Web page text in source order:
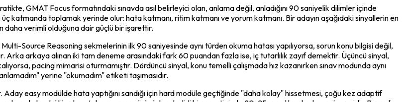
GMAT Focus formatındaki sınavda asıl belirleyici olan, anlama değil, anladığını 90 saniyelik dilimler içinde
katmanda toplamak yerinde olur: hata katmanı, ritim katmanı ve yorum katmanı. Bir adayın aşağıdaki sinyallerin en
daha verimli olduğuna dair güçlü bir işarettir.
Source Reasoning sekmelerinin ilk 90 saniyesinde aynı türden okuma hatası yapılıyorsa, sorun konu bilgisi değil,
Arka arkaya alınan iki tam deneme arasındaki fark 60 puandan fazla ise, iç tutarlılık zayıf demektir. Üçüncü sinyal,
pacing mimarisi oturmamıştır. Dördüncü sinyal, konu temelli çalışmada hız kazanırken sınav modunda aynı
yerine "okumadım" etiketi taşımasıdır.
Aday easy modülde hata yaptığını sandığı için hard modüle geçtiğinde "daha kolay" hissetmesi, çoğu kez adaptif